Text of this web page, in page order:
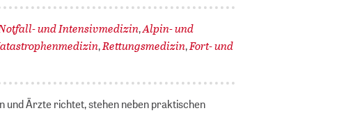
und Intensivmedizin,Alpin- und
,Rettungsmedizin,Fort- und
und Ärzte richtet, stehen neben praktischen